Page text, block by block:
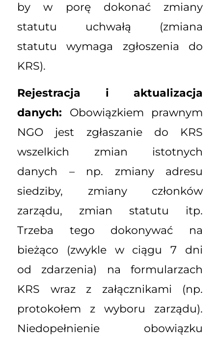
by w porę dokonać zmiany
statutu uchwałą (zmiana
statutu wymaga zgłoszenia do
KRS).
Rejestracja i aktualizacja
danych: Obowiązkiem prawnym
NGO jest zgłaszanie do KRS
wszelkich zmian istotnych
danych – np. zmiany adresu
siedziby, zmiany członków
zarządu, zmian statutu itp.
Trzeba tego dokonywać na
bieżąco (zwykle w ciągu 7 dni
od zdarzenia) na formularzach
KRS wraz z załącznikami (np.
protokołem z wyboru zarządu).
Niedopełnienie obowiązku